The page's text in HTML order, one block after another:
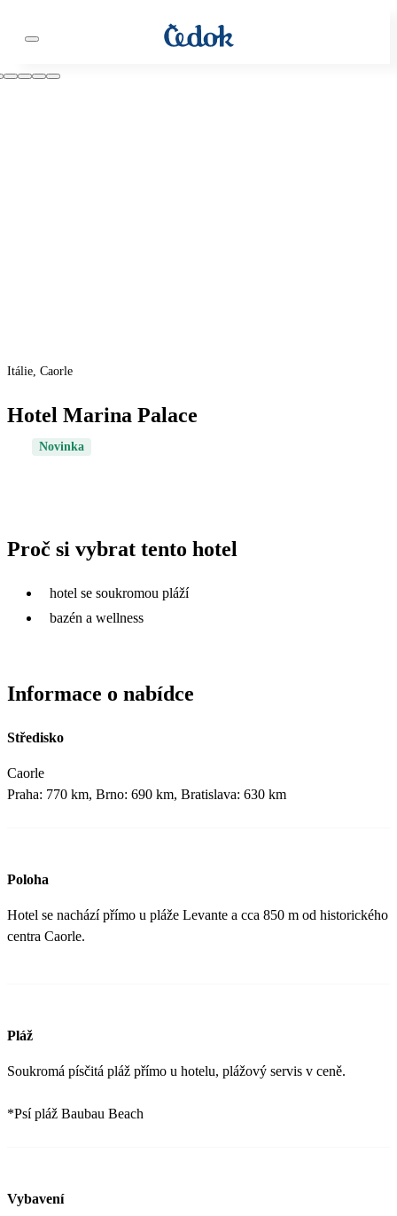
Itálie, Caorle
Hotel Marina Palace
Novinka
Proč si vybrat tento hotel
hotel se soukromou pláží
bazén a wellness
Informace o nabídce
Středisko
Caorle
Praha: 770 km, Brno: 690 km, Bratislava: 630 km
Poloha
Hotel se nachází přímo u pláže Levante a cca 850 m od historického
centra Caorle.
Pláž
Soukromá písčitá pláž přímo u hotelu, plážový servis v ceně.
*Psí pláž Baubau Beach
Vybavení